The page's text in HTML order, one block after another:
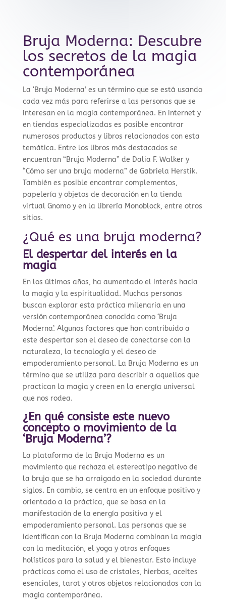
Bruja Moderna: Descubre
los secretos de la magia
contemporánea
La ‘Bruja Moderna’ es un término que se está usando
cada vez más para referirse a las personas que se
interesan en la magia contemporánea. En internet y
en tiendas especializadas es posible encontrar
numerosos productos y libros relacionados con esta
temática. Entre los libros más destacados se
encuentran “Bruja Moderna” de Dalia F. Walker y
“Cómo ser una bruja moderna” de Gabriela Herstik.
También es posible encontrar complementos,
papelería y objetos de decoración en la tienda
virtual Gnomo y en la librería Monoblock, entre otros
sitios.
¿Qué es una bruja moderna?
El despertar del interés en la
magia
En los últimos años, ha aumentado el interés hacia
la magia y la espiritualidad. Muchas personas
buscan explorar esta práctica milenaria en una
versión contemporánea conocida como ‘Bruja
Moderna’. Algunos factores que han contribuido a
este despertar son el deseo de conectarse con la
naturaleza, la tecnología y el deseo de
empoderamiento personal. La Bruja Moderna es un
término que se utiliza para describir a aquellos que
practican la magia y creen en la energía universal
que nos rodea.
¿En qué consiste este nuevo
concepto o movimiento de la
‘Bruja Moderna’?
La plataforma de la Bruja Moderna es un
movimiento que rechaza el estereotipo negativo de
la bruja que se ha arraigado en la sociedad durante
siglos. En cambio, se centra en un enfoque positivo y
orientado a la práctica, que se basa en la
manifestación de la energía positiva y el
empoderamiento personal. Las personas que se
identifican con la Bruja Moderna combinan la magia
con la meditación, el yoga y otros enfoques
holísticos para la salud y el bienestar. Esto incluye
prácticas como el uso de cristales, hierbas, aceites
esenciales, tarot y otros objetos relacionados con la
magia contemporánea.